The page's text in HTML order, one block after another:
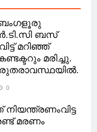
ബംഗളൂരു
ബസ്
മറിഞ്ഞ്
മരിച്ചു.
0
മരണം